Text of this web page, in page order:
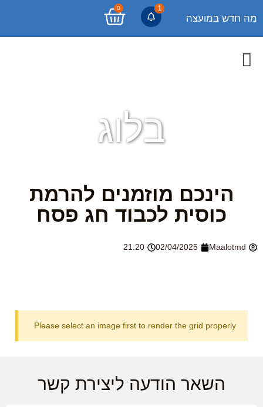
מה חדש במועצה
1
0
בלוג
הינכם מוזמנים להרמת
כוסית לכבוד חג פסח
Maalotmd
02/04/2025
21:20
Please select an image first to render the grid properly
השאר הודעה ליצירת קשר